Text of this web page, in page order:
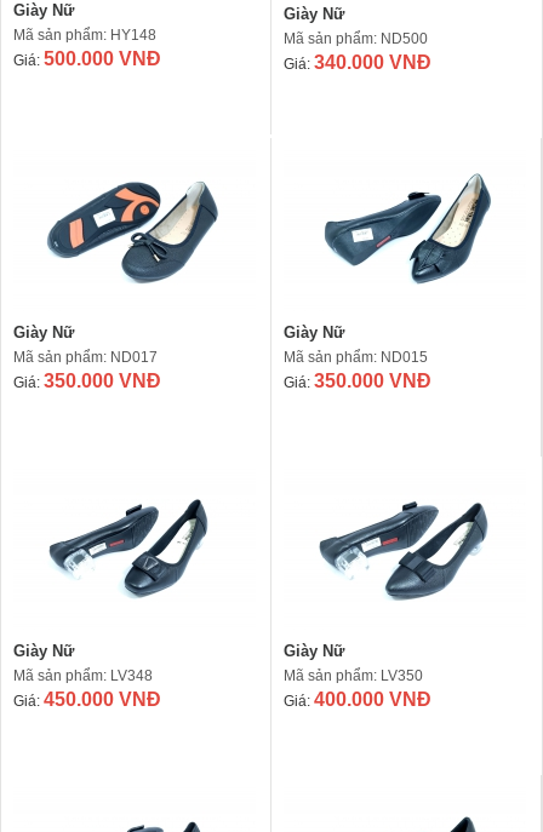
Giày Nữ
Mã sản phẩm: HY148
Giá: 500.000 VNĐ
Giày Nữ
Mã sản phẩm: ND500
Giá: 340.000 VNĐ
Giày Nữ
Mã sản phẩm: ND017
Giá: 350.000 VNĐ
Giày Nữ
Mã sản phẩm: ND015
Giá: 350.000 VNĐ
Giày Nữ
Mã sản phẩm: LV348
Giá: 450.000 VNĐ
Giày Nữ
Mã sản phẩm: LV350
Giá: 400.000 VNĐ